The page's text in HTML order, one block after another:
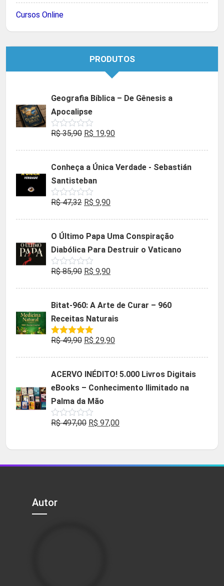
Cursos Online
PRODUTOS
Geografia Bíblica – De Gênesis a
Apocalipse
Avaliação
de
R$35,90 O
era:
R$ 35,90.
R$ 19,90O
é:
Conheça a Única Verdade - Sebastián
Santisteban
Avaliação
de
R$47,32 O
era:
R$ 47,32.
R$ 9,90O
é:
R$ 9,90.
O Último Papa Uma Conspiração
Diabólica Para Destruir o Vaticano
Avaliação
de
R$85,90 O
era:
R$ 85,90.
R$ 9,90O
é:
R$ 9,90.
Bitat-960: A Arte de Curar – 960
Receitas Naturais
Avaliação
R$49,90 O
era:
R$ 49,90.
R$ 29,90O
é:
R$ 29,90.
ACERVO INÉDITO! 5.000 Livros Digitais
eBooks – Conhecimento Ilimitado na
Palma da Mão
Avaliação
5
R$497,00 O
original
era:
R$ 97,00O
atual
é:
Autor